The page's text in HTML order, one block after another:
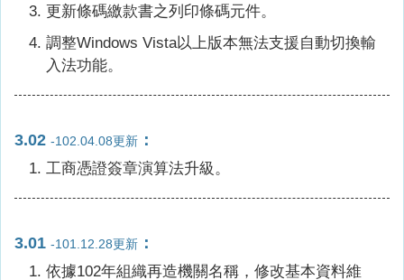
更新條碼繳款書之列印條碼元件。
調整Windows Vista以上版本無法支援自動切換輸
入法功能。
3.02 -102.04.08更新 ：
工商憑證簽章演算法升級。
3.01 -101.12.28更新 ：
依據102年組織再造機關名稱，修改基本資料維